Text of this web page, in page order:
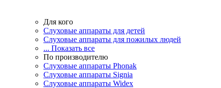
Для кого
Слуховые аппараты для детей
Слуховые аппараты для пожилых людей
... Показать все
По производителю
Слуховые аппараты Phonak
Слуховые аппараты Signia
Слуховые аппараты Widex